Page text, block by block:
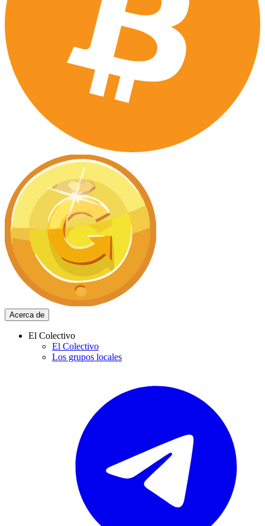
Acerca de
El Colectivo
El Colectivo
Los grupos locales